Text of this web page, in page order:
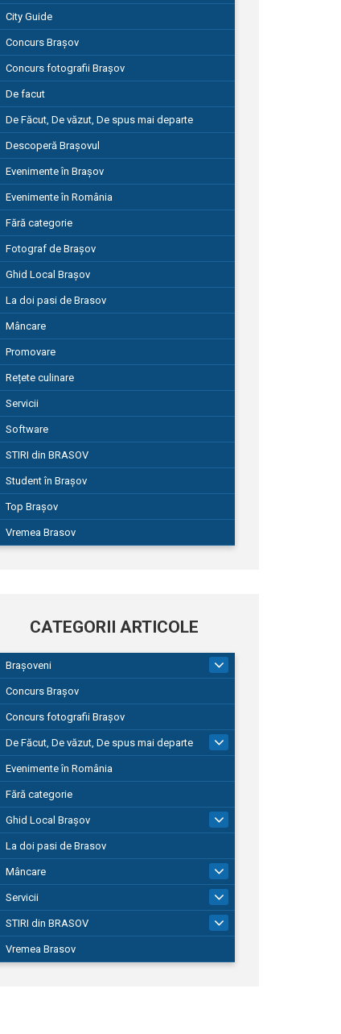
City Guide
Concurs Brașov
Concurs fotografii Brașov
De facut
De Făcut, De văzut, De spus mai departe
Descoperă Brașovul
Evenimente în Brașov
Evenimente în România
Fără categorie
Fotograf de Brașov
Ghid Local Brașov
La doi pasi de Brasov
Mâncare
Promovare
Rețete culinare
Servicii
Software
STIRI din BRASOV
Student în Brașov
Top Brașov
Vremea Brasov
CATEGORII ARTICOLE
Brașoveni
Concurs Brașov
Concurs fotografii Brașov
De Făcut, De văzut, De spus mai departe
149
Evenimente în România
Fără categorie
Ghid Local Brașov
La doi pasi de Brasov
Mâncare
Servicii
STIRI din BRASOV
194
Vremea Brasov